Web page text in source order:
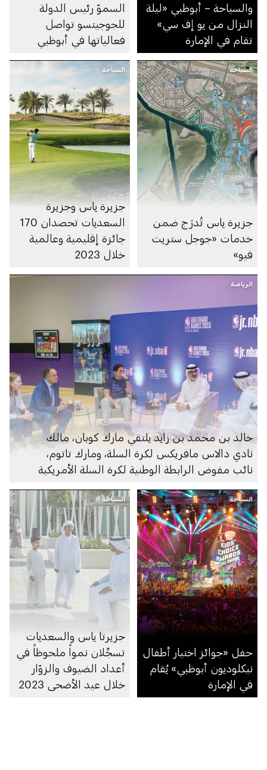
والسياحة – أبوظبي «ليلة
النزال من يو إف سي»
تقام في الإمارة
السموّ رئيس الدولة
للجوجيتسو تواصل
فعالياتها في أبوظبي
السياحة
جزيرة ياس تُدرَج ضمن
خدمات «جوجل ستريت
فيو»
السياحة
جزيرة ياس وجزيرة
السعديات تحصدان 170
جائزة إقليمية وعالمية
خلال 2023
الرياضة
خالد بن محمد بن زايد يلتقي مارك كوبان، مالك
نادي دالاس مافريكس لكرة السلة، ومارك تاتوم،
نائب مفوض الرابطة الوطنية لكرة السلة الأمريكية
السياحة
حفل «جوائز اختيار أطفال
نيكلوديون أبوظبي» يُقام
في الإمارة
السياحة
جزيرتا ياس والسعديات
تسجِّلان نمواً ملحوظاً في
أعداد الضيوف والزوّار
خلال عيد الأضحى 2023